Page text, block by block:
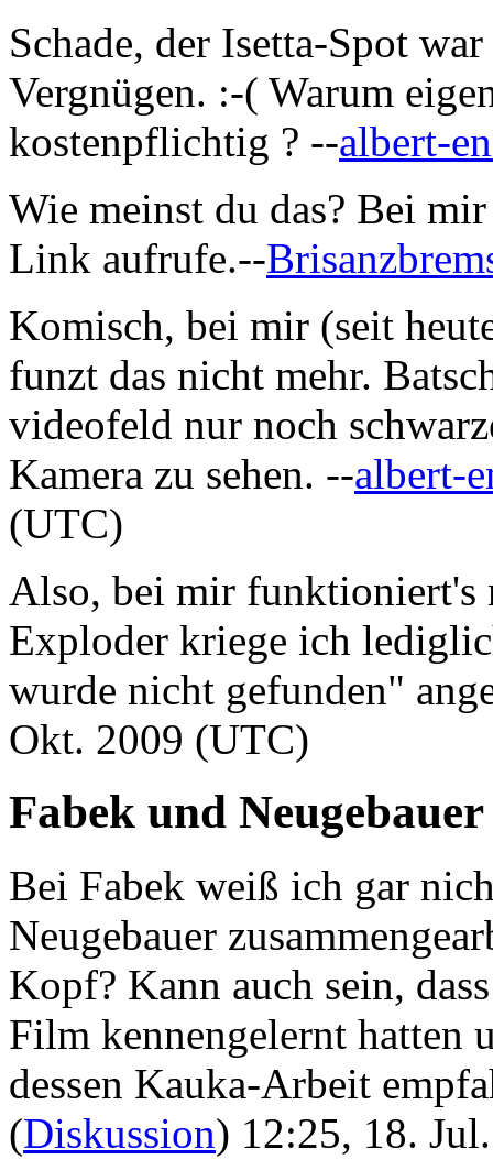
Schade, der Isetta-Spot
Vergnügen. :-( Warum
kostenpflichtig ? --albert-
Wie meinst du das? Bei
Link aufrufe.--
Komisch, bei mir (seit
funzt das nicht mehr.
videofeld nur noch
Kamera zu sehen. --albert-
(UTC)
Also, bei mir
Exploder kriege ich
wurde nicht gefunden"
Okt. 2009 (UTC)
Fabek und Neugebauer
Bei Fabek weiß ich gar
Neugebauer
Kopf? Kann auch sein,
Film kennengelernt hatten
dessen Kauka-Arbeit
(Diskussion) 12:25, 18.